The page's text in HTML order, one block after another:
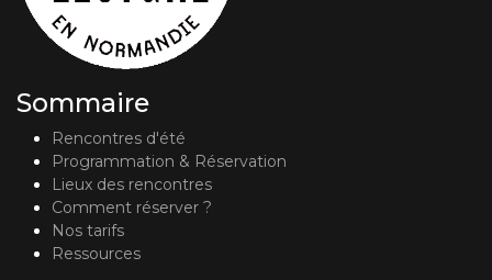
Sommaire
Rencontres d'été
Programmation & Réservation
Lieux des rencontres
Comment réserver ?
Nos tarifs
Ressources